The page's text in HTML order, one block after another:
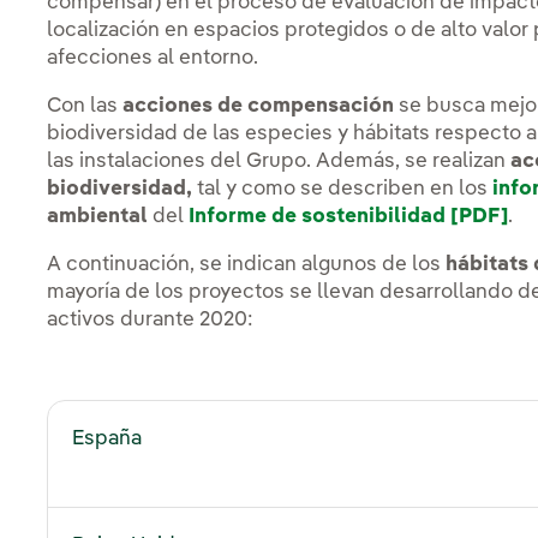
localización en espacios protegidos o de alto valor
afecciones al entorno.
Con lasacciones de compensación se busca
biodiversidad de las especies y hábitats respecto
las instalaciones del Grupo. Además, se realizan
biodiversidad, tal y como se describen en los
ambiental del Informe de sostenibilidad [PDF] .
A continuación, se indican algunos de los hábitats
mayoría de los proyectos se llevan desarrollando
activos durante 2020:
España